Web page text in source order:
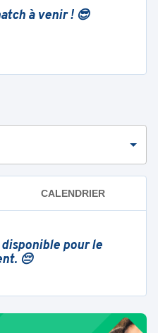
à venir ! 😎
CALENDRIER
pour le
😔